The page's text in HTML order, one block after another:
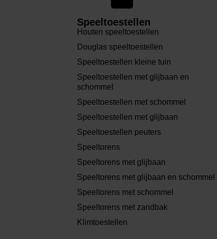
Speeltoestellen
Houten speeltoestellen
Douglas speeltoestellen
Speeltoestellen kleine tuin
Speeltoestellen met glijbaan en
schommel
Speeltoestellen met schommel
Speeltoestellen met glijbaan
Speeltoestellen peuters
Speeltorens
Speeltorens met glijbaan
Speeltorens met glijbaan en schommel
Speeltorens met schommel
Speeltorens met zandbak
Klimtoestellen